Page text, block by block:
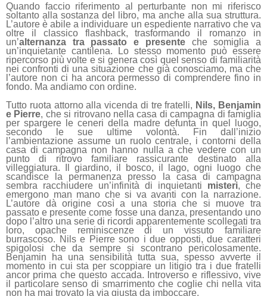
Quando faccio riferimento al perturbante non mi riferisco
soltanto alla sostanza del libro, ma anche alla sua struttura.
L’autore è abile a individuare un espediente narrativo che va
oltre il classico flashback, trasformando il romanzo in
un’alternanza tra passato e presenteche somiglia a
un’inquietante cantilena. Lo stesso momento può essere
ripercorso più volte e si genera così quel senso di familiarità
nei confronti di una situazione che già conosciamo, ma che
l’autore non ci ha ancora permesso di comprendere fino in
fondo. Ma andiamo con ordine.
Tutto ruota attorno alla vicenda di tre fratelli, Nils, Benjamin
e Pierre, che si ritrovano nella casa di campagna di famiglia
per spargere le ceneri della madre defunta in quel luogo,
secondo le sue ultime volontà. Fin dall’inizio
l’ambientazione assume un ruolo centrale, i contorni della
casa di campagna non hanno nulla a che vedere con un
punto di ritrovo familiare rassicurante destinato alla
villeggiatura. Il giardino, il bosco, il lago, ogni luogo che
scandisce la permanenza presso la casa di campagna
sembra racchiudere un’infinità di inquietanti misteri, che
emergono man mano che si va avanti con la narrazione.
L’autore dà origine così a una storia che si muove tra
passato e presente come fosse una danza, presentando uno
dopo l’altro una serie di ricordi apparentemente scollegati tra
loro, opache reminiscenze di un vissuto familiare
burrascoso. Nils e Pierre sono i due opposti, due caratteri
spigolosi che da sempre si scontrano pericolosamente.
Benjamin ha una sensibilità tutta sua, spesso avverte il
momento in cui sta per scoppiare un litigio tra i due fratelli
ancor prima che questo accada.
ntroverso e riflessivo, vive
il particolare senso di smarrimento che coglie chi nella vita
non ha mai trovato la via giusta da imboccare.